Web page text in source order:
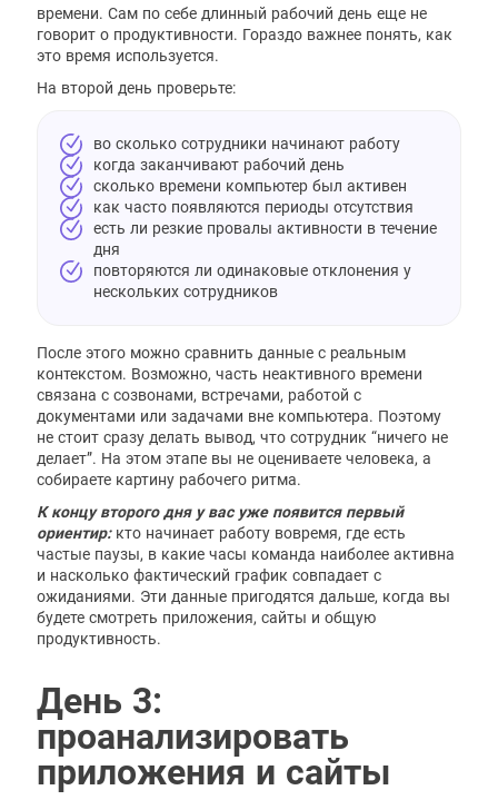
времени. Сам по себе длинный рабочий день еще не
говорит о продуктивности. Гораздо важнее понять, как
это время используется.
На второй день проверьте:
во сколько сотрудники начинают работу
когда заканчивают рабочий день
сколько времени компьютер был активен
как часто появляются периоды отсутствия
есть ли резкие провалы активности в течение
дня
повторяются ли одинаковые отклонения у
нескольких сотрудников
После этого можно сравнить данные с реальным
контекстом. Возможно, часть неактивного времени
связана с созвонами, встречами, работой с
документами или задачами вне компьютера. Поэтому
не стоит сразу делать вывод, что сотрудник “ничего не
делает”. На этом этапе вы не оцениваете человека, а
собираете картину рабочего ритма.
К концу второго дня у вас уже появится первый
ориентир:кто начинает работу вовремя, где есть
частые паузы, в какие часы команда наиболее активна
и насколько фактический график совпадает с
ожиданиями. Эти данные пригодятся дальше, когда вы
будете смотреть приложения, сайты и общую
продуктивность.
День 3:
проанализировать
приложения и сайты